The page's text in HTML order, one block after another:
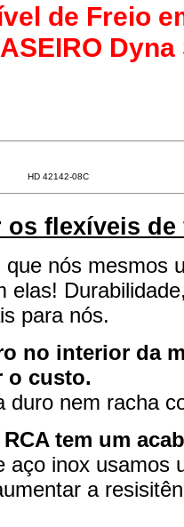
de Freio
HD 42142-08C
flexíveis de
nós mesmos
elas!
para nós.
no interior da
o custo.
duro nem racha
tem um
aço inox usamos
a